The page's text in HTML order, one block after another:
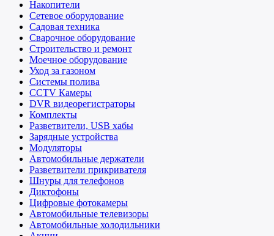
Накопители
Сетевое оборудование
Садовая техника
Сварочное оборудование
Строительство и ремонт
Моечное оборудование
Уход за газоном
Системы полива
CCTV Камеры
DVR видеорегистраторы
Комплекты
Разветвители, USB хабы
Зарядные устройства
Модуляторы
Автомобильные держатели
Разветвители прикривателя
Шнуры для телефонов
Диктофоны
Цифровые фотокамеры
Автомобильные телевизоры
Автомобильные холодильники